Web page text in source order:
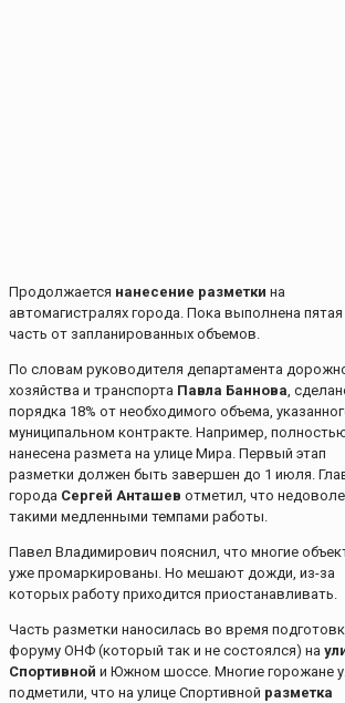
Продолжается нанесение разметки на
автомагистралях города. Пока выполнена пятая
часть от запланированных объемов.
По словам руководителя департамента
хозяйства и транспорта Павла Баннова,
порядка 18% от необходимого объема,
муниципальном контракте. Например,
нанесена размета на улице Мира. Первый этап
разметки должен быть завершен до 1 июля.
города Сергей Анташев отметил, что
такими медленными темпами работы.
Павел Владимирович пояснил, что многие
уже промаркированы. Но мешают дожди, из-за
которых работу приходится приостанавливать.
Часть разметки наносилась во время
форуму ОНФ (который так и не состоялся) на
Спортивной и Южном шоссе. Многие горожане
подметили, что на улице Спортивной разметка